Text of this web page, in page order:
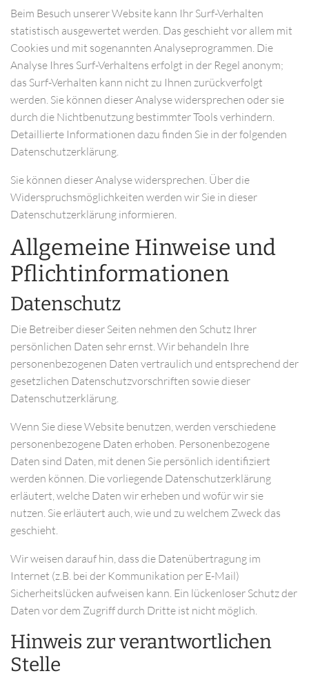
Beim Besuch unserer Website kann Ihr Surf-Verhalten
statistisch ausgewertet werden. Das geschieht vor allem mit
Cookies und mit sogenannten Analyseprogrammen. Die
Analyse Ihres Surf-Verhaltens erfolgt in der Regel anonym;
das Surf-Verhalten kann nicht zu Ihnen zurückverfolgt
werden. Sie können dieser Analyse widersprechen oder sie
durch die Nichtbenutzung bestimmter Tools verhindern.
Detaillierte Informationen dazu finden Sie in der folgenden
Datenschutzerklärung.
Sie können dieser Analyse widersprechen. Über die
Widerspruchsmöglichkeiten werden wir Sie in dieser
Datenschutzerklärung informieren.
Allgemeine Hinweise und
Pflichtinformationen
Datenschutz
Die Betreiber dieser Seiten nehmen den Schutz Ihrer
persönlichen Daten sehr ernst. Wir behandeln Ihre
personenbezogenen Daten vertraulich und entsprechend der
gesetzlichen Datenschutzvorschriften sowie dieser
Datenschutzerklärung.
Wenn Sie diese Website benutzen, werden verschiedene
personenbezogene Daten erhoben. Personenbezogene
Daten sind Daten, mit denen Sie persönlich identifiziert
werden können. Die vorliegende Datenschutzerklärung
erläutert, welche Daten wir erheben und wofür wir sie
nutzen. Sie erläutert auch, wie und zu welchem Zweck das
geschieht.
Wir weisen darauf hin, dass die Datenübertragung im
Internet (z.B. bei der Kommunikation per E-Mail)
Sicherheitslücken aufweisen kann. Ein lückenloser Schutz der
Daten vor dem Zugriff durch Dritte ist nicht möglich.
Hinweis zur verantwortlichen
Stelle